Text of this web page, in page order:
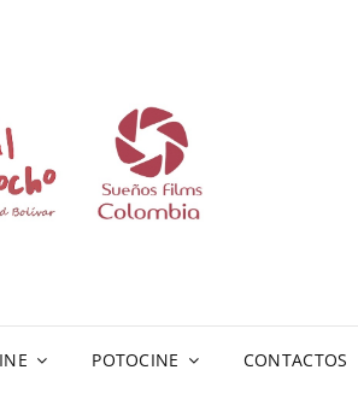
POTOCINE CONTACTOS